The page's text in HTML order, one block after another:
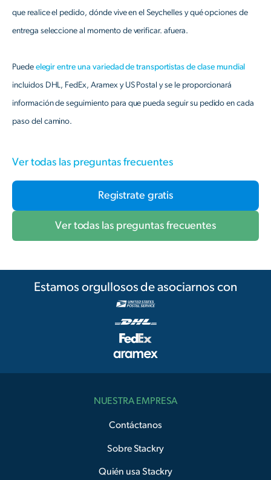
que realice el pedido, dónde vive en el Seychelles y qué opciones de
entrega seleccione al momento de verificar. afuera.
Puede elegir entre una variedad de transportistas de clase mundial
incluidos DHL, FedEx, Aramex y US Postal y se le proporcionará
información de seguimiento para que pueda seguir su pedido en cada
paso del camino.
Ver todas las preguntas frecuentes
Registrate gratis
Ver todas las preguntas frecuentes
Estamos orgullosos de asociarnos con
NUESTRA EMPRESA
Contáctanos
Sobre Stackry
Quién usa Stackry